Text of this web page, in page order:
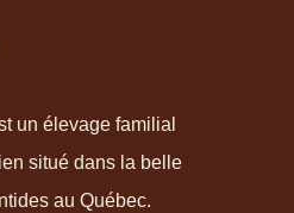
un élevage familial
situé dans la belle
au Québec.